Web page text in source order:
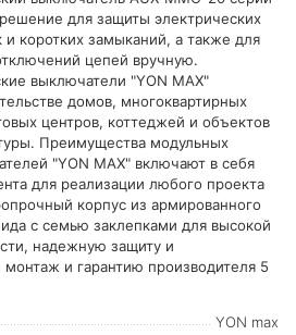
для защиты электрических
и коротких замыканий, а также для
цепей вручную.
выключатели "YON MAX"
домов, многоквартирных
центров, коттеджей и объектов
Преимущества модульных
"YON MAX" включают в себя
для реализации любого проекта
корпус из армированного
с семью заклепками для высокой
надежную защиту и
и гарантию производителя 5
YON max